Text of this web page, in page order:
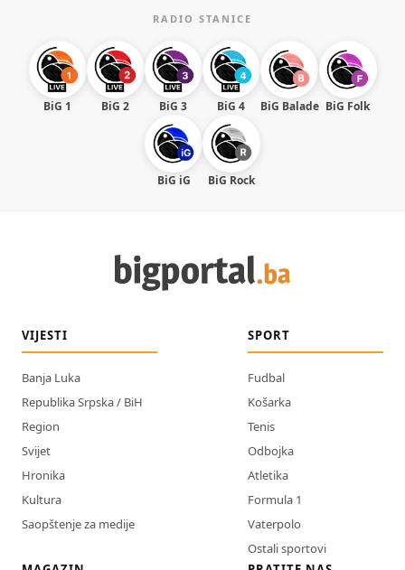
RADIO STANICE
BiG 1 BiG 2 BiG 3 BiG 4 BiG Balade BiG Folk
BiG iG BiG Rock
VIJESTI
Banja Luka
Republika Srpska / BiH
Region
Svijet
Hronika
Kultura
Saopštenje za medije
SPORT
Fudbal
Košarka
Tenis
Odbojka
Atletika
Formula 1
Vaterpolo
Ostali sportovi